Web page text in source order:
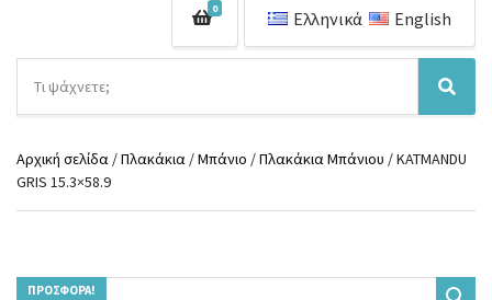
ν
μ
α
κ
α
ή
τ
Α
ν
ζ
τ
0 Ελληνικά English
Αρχική σελίδα /Πλακάκια /Μπάνιο /Πλακάκια Μπάνιου / KATMANDU
GRIS 15.3×58.9
ΠΡΟΣΦΟΡΆ!